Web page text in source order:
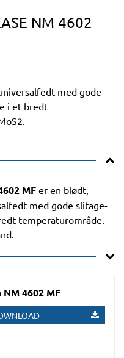
NM 4602
med gode
i et bredt
MF er en blødt,
med gode slitage-
temperaturområde.
4602 MF